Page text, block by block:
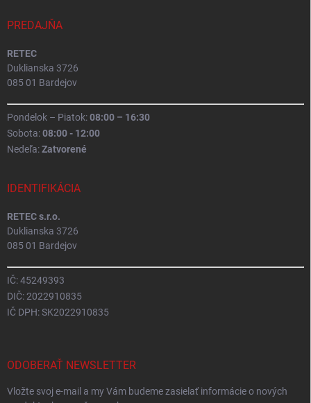
PREDAJŇA
RETEC
Duklianska 3726
085 01 Bardejov
Pondelok – Piatok:08:00 – 16:30
Sobota:08:00 - 12:00
Nedeľa:Zatvorené
IDENTIFIKÁCIA
RETEC s.r.o.
Duklianska 3726
085 01 Bardejov
IČ: 45249393
DIČ: 2022910835
IČ DPH: SK2022910835
ODOBERAŤ NEWSLETTER
Vložte svoj e-mail a my Vám budeme zasielať informácie o nových